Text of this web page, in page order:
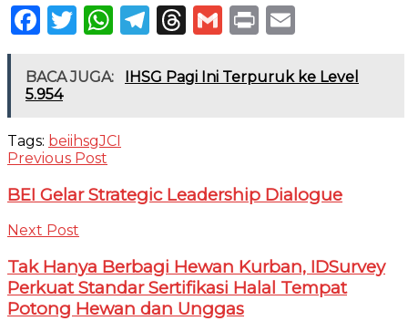
Facebook
Twitter
WhatsApp
Telegram
Threads
Gmail
Print
BACA JUGA:
IHSG Pagi Ini Terpuruk ke Level
5.954
Tags: beiihsgJCI
Previous Post
BEI Gelar Strategic Leadership Dialogue
Next Post
Tak Hanya Berbagi Hewan Kurban, IDSurvey
Perkuat Standar Sertifikasi Halal Tempat
Potong Hewan dan Unggas